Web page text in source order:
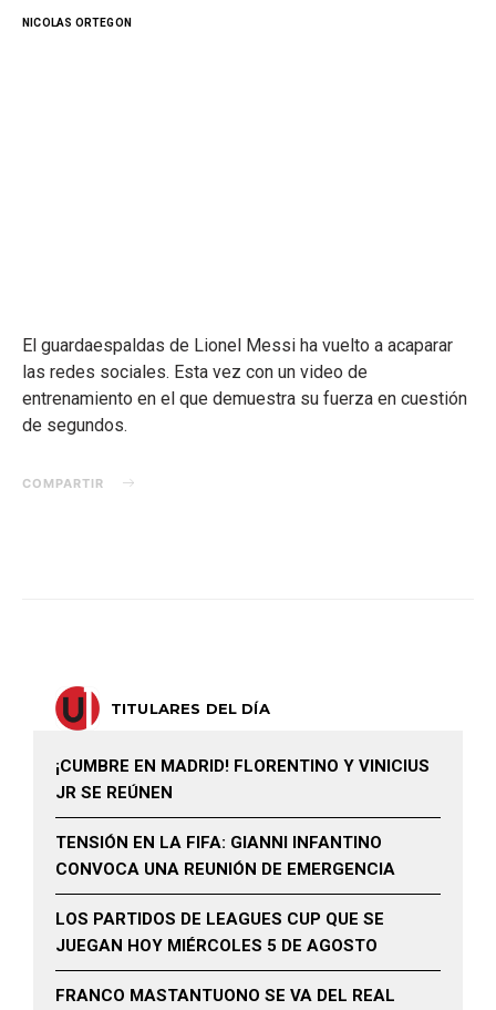
NICOLAS ORTEGON
El guardaespaldas de Lionel Messi ha vuelto a acaparar
las redes sociales. Esta vez con un video de
entrenamiento en el que demuestra su fuerza en cuestión
de segundos.
COMPARTIR
TITULARES DEL DÍA
¡CUMBRE EN MADRID! FLORENTINO Y VINICIUS
JR SE REÚNEN
TENSIÓN EN LA FIFA: GIANNI INFANTINO
CONVOCA UNA REUNIÓN DE EMERGENCIA
LOS PARTIDOS DE LEAGUES CUP QUE SE
JUEGAN HOY MIÉRCOLES 5 DE AGOSTO
FRANCO MASTANTUONO SE VA DEL REAL